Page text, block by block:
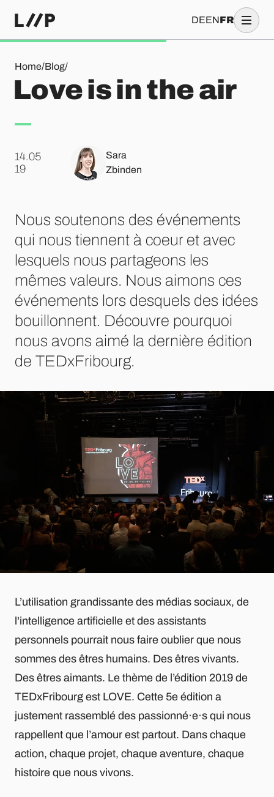
DEENFR
Home/Blog/
Love is in the air
Love is in the air
14.05
.19
Sara
Zbinden
Nous soutenons des événements
qui nous tiennent à coeur et avec
lesquels nous partageons les
mêmes valeurs. Nous aimons ces
événements lors desquels des idées
bouillonnent. Découvre pourquoi
nous avons aimé la dernière édition
de TEDxFribourg.
L’utilisation grandissante des médias sociaux, de
l'intelligence artificielle et des assistants
personnels pourrait nous faire oublier que nous
sommes des êtres humains. Des êtres vivants.
Des êtres aimants. Le thème de l’édition 2019 de
TEDxFribourg est LOVE. Cette 5e édition a
justement rassemblé des passionné·e·s qui nous
rappellent que l’amour est partout. Dans chaque
action, chaque projet, chaque aventure, chaque
histoire que nous vivons.